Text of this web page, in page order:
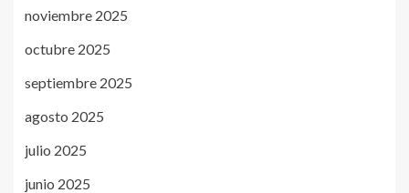
noviembre 2025
octubre 2025
septiembre 2025
agosto 2025
julio 2025
junio 2025